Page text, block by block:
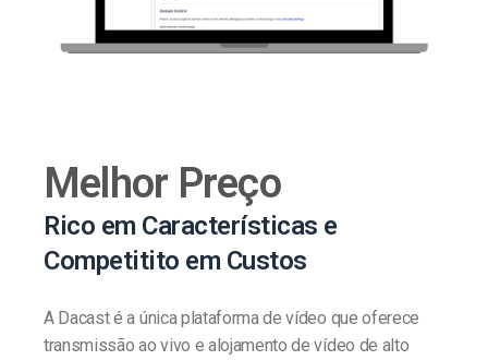
Melhor Preço
Rico em Características e
Competitito em Custos
A Dacast é a única plataforma de vídeo que oferece
transmissão ao vivo e alojamento de vídeo de alto